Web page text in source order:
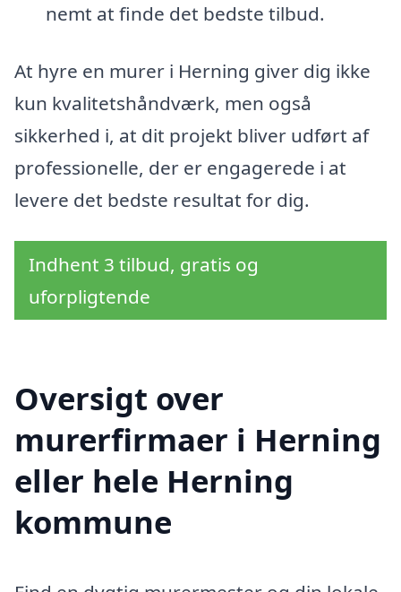
nemt at finde det bedste tilbud.
At hyre en murer i Herning giver dig ikke
kun kvalitetshåndværk, men også
sikkerhed i, at dit projekt bliver udført af
professionelle, der er engagerede i at
levere det bedste resultat for dig.
Indhent 3 tilbud, gratis og
uforpligtende
Oversigt over
murerfirmaer i Herning
eller hele Herning
kommune